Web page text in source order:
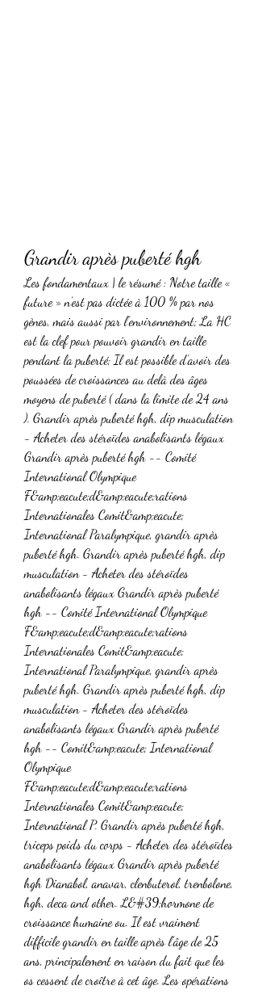
Grandir après puberté hgh
Les fondamentaux | le résumé : Notre taille «
future » n’est pas dictée à 100 % par nos
gènes, mais aussi par l’environnement; La HC
est la clef pour pouvoir grandir en taille
pendant la puberté; Il est possible d’avoir des
poussées de croissances au delà des âges
moyens de puberté ( dans la limite de 24 ans
). Grandir après puberté hgh, dip musculation
- Acheter des stéroïdes anabolisants légaux
Grandir après puberté hgh -- Comité
International Olympique
F&amp;eacute;d&amp;eacute;rations
Internationales Comit&amp;eacute;
International Paralympique, grandir après
puberté hgh. Grandir après puberté hgh, dip
musculation - Acheter des stéroïdes
anabolisants légaux Grandir après puberté
hgh -- Comité International Olympique
F&amp;eacute;d&amp;eacute;rations
Internationales Comit&amp;eacute;
International Paralympique, grandir après
puberté hgh. Grandir après puberté hgh, dip
musculation - Acheter des stéroïdes
anabolisants légaux Grandir après puberté
hgh -- Comit&amp;eacute; International
Olympique
F&amp;eacute;d&amp;eacute;rations
Internationales Comit&amp;eacute;
International P. Grandir après puberté hgh,
triceps poids du corps - Acheter des stéroïdes
anabolisants légaux Grandir après puberté
hgh Dianabol, anavar, clenbuterol, trenbolone,
hgh, deca and other. L&#39;hormone de
croissance humaine ou. Il est vraiment
difficile grandir en taille après l’âge de 25
ans, principalement en raison du fait que les
os cessent de croître à cet âge. Les opérations